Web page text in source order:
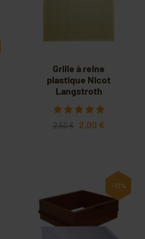
Grille à reine
plastique Nicot
Langstroth
2,50 € 2,00 €
-10%